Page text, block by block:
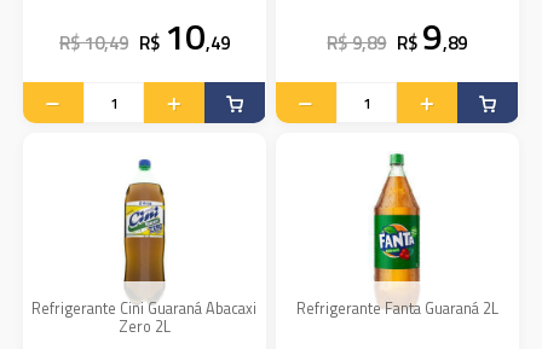
R$ 10,49 R$ 10,49 R$ 9,89 R$ 9,89
Refrigerante Cini Guaraná Abacaxi
Zero 2L
Refrigerante Fanta Guaraná 2L